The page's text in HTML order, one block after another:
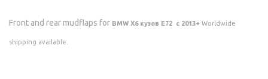
Front and rear mudflaps for BMW X6 кузов E72 с 2013+ Worldwide
shipping available.